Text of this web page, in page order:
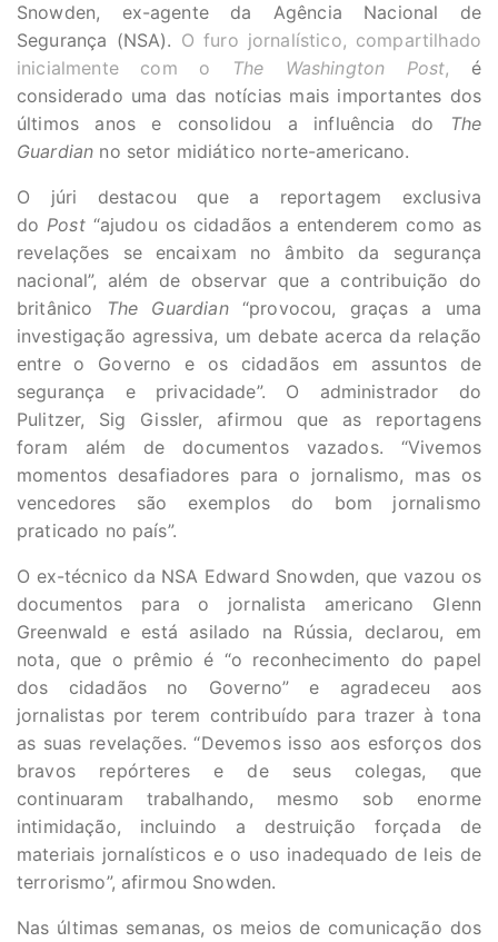
Snowden, ex-agente da Agência Nacional de
Segurança (NSA). O furo jornalístico, compartilhado
inicialmente com o
The Washington Post, é
considerado uma das notícias mais importantes dos
últimos anos e consolidou a influência do
The
Guardian no setor midiático norte-americano.
O júri destacou que a reportagem exclusiva
doPost“ajudou os cidadãos a entenderem como as
revelações se encaixam no âmbito da segurança
nacional”, além de observar que a contribuição do
britânico
The Guardian“provocou, graças a uma
investigação agressiva, um debate acerca da relação
entre o Governo e os cidadãos em assuntos de
segurança e privacidade”. O administrador do
Pulitzer, Sig Gissler, afirmou que as reportagens
foram além de documentos vazados. “Vivemos
momentos desafiadores para o jornalismo, mas os
vencedores são exemplos do bom jornalismo
praticado no país”.
O ex-técnico da NSA Edward Snowden, que vazou os
documentos para o jornalista americano Glenn
Greenwald e está asilado na Rússia, declarou, em
nota, que o prêmio é “o reconhecimento do papel
dos cidadãos no Governo” e agradeceu aos
jornalistas por terem contribuído para trazer à tona
as suas revelações. “Devemos isso aos esforços dos
bravos repórteres e de seus colegas, que
continuaram trabalhando, mesmo sob enorme
intimidação, incluindo a destruição forçada de
materiais jornalísticos e o uso inadequado de leis de
terrorismo”, afirmou Snowden.
Nas últimas semanas, os meios de comunicação dos